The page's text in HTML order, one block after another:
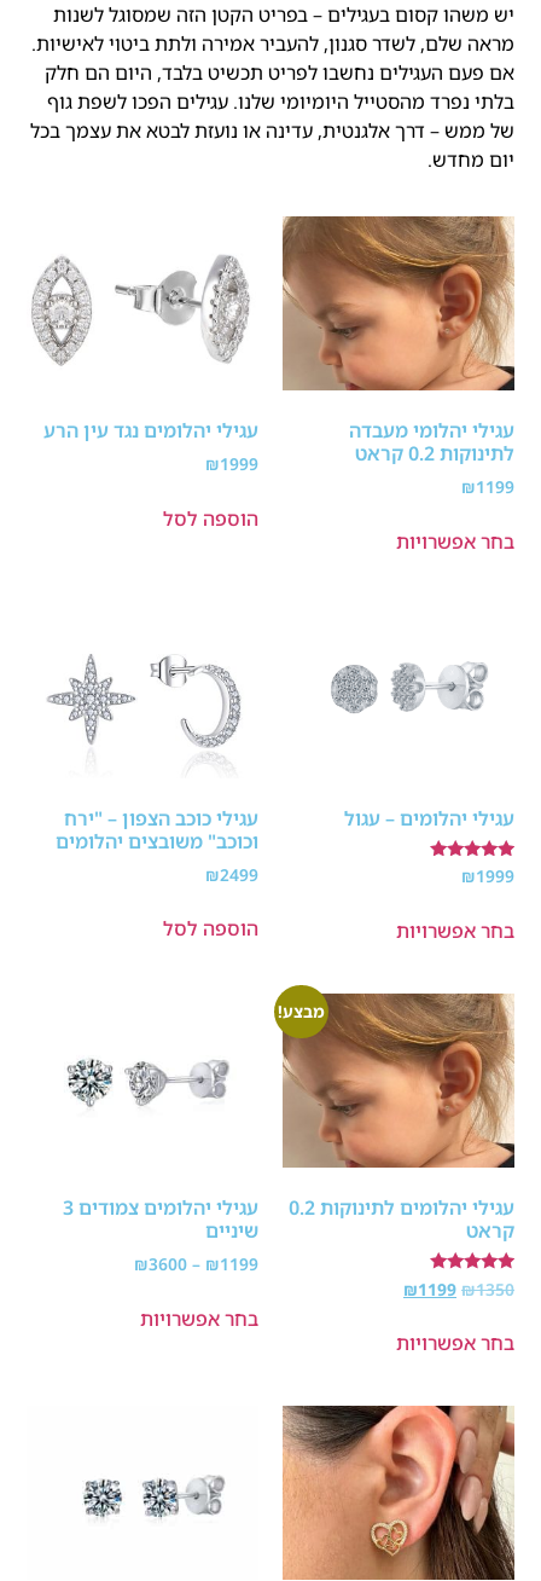
יש משהו קסום בעגילים – בפריט הקטן הזה שמסוגל לשנות
מראה שלם, לשדר סגנון, להעביר אמירה ולתת ביטוי לאישיות.
אם פעם העגילים נחשבו לפריט תכשיט בלבד, היום הם חלק
בלתי נפרד מהסטייל היומיומי שלנו. עגילים הפכו לשפת גוף
של ממש – דרך אלגנטית, עדינה או נועזת לבטא את עצמך בכל
יום מחדש.
עגילי יהלומי מעבדה
לתינוקות 0.2 קראט
₪1199
בחר אפשרויות
עגילי יהלומים נגד עין הרע
₪1999
הוספה לסל
עגילי יהלומים – עגול
דורג
5.00
₪1999
בחר אפשרויות
עגילי כוכב הצפון – "ירח
וכוכב" משובצים יהלומים
₪2499
הוספה לסל
מבצע!
עגילי יהלומים לתינוקות 0.2
קראט
דורג
5.00
₪1350
₪1199
בחר אפשרויות
עגילי יהלומים צמודים 3
שיניים
₪1199
–
₪3600
בחר אפשרויות